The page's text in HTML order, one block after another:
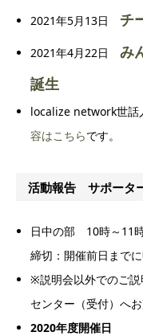
2021年5月13日 チ
2021年4月22日み
誕生
localize network世話
容はこちらです。
活動報告 サポータ
日中の部 10時～11
締切：開催前日まで
※説明会以外でのご説
センター（受付）へお
2020年度開催日